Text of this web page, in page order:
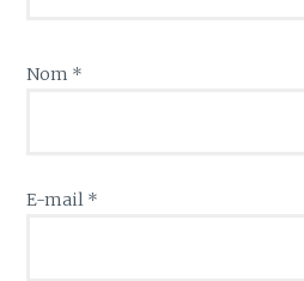
Nom *
E-mail *